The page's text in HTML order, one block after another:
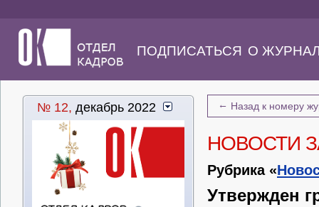
ПОДПИСАТЬСЯ О
№ 12, декабрь 2022 ← Назад к номеру
НОВОСТИ
Рубрика «
Утвержден